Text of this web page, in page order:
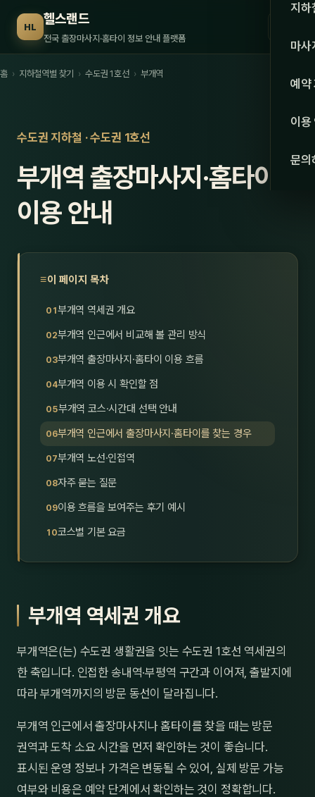
HL 헬스랜드
전국 출장마사지·홈타이 정보 안내 플랫폼 서울
강원·
강원
충북
울산
지하
마사
관리
스
24
예약
이용
문의
홈 › 지하철역별 찾기 › 수도권 1호선 › 부개역
수도권 지하철 · 수도권 1호선
부개역 출장마사지·홈타이
이용 안내
이 페이지 목차
부개역 역세권 개요
부개역 인근에서 비교해 볼 관리 방식
부개역 출장마사지·홈타이 이용 흐름
부개역 이용 시 확인할 점
부개역 코스·시간대 선택 안내
부개역 인근에서 출장마사지·홈타이를 찾는 경우
부개역 노선·인접역
자주 묻는 질문
이용 흐름을 보여주는 후기 예시
코스별 기본 요금
부개역 역세권 개요
부개역은(는) 수도권 생활권을 잇는 수도권 1호선 역세권의
한 축입니다. 인접한 송내역·부평역 구간과 이어져, 출발지에
따라 부개역까지의 방문 동선이 달라집니다.
부개역 인근에서 출장마사지나 홈타이를 찾을 때는 방문
권역과 도착 소요 시간을 먼저 확인하는 것이 좋습니다.
표시된 운영 정보나 가격은 변동될 수 있어, 실제 방문 가능
여부와 비용은 예약 단계에서 확인하는 것이 정확합니다.